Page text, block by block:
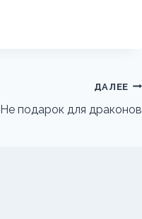
ДАЛЕЕ
Не подарок для драконов